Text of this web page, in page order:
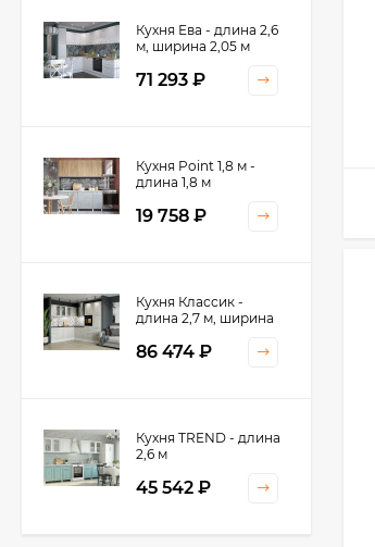
Кухня Ева - длина 2,6
м, ширина 2,05 м
71 293 ₽
Кухня Point 1,8 м -
длина 1,8 м
19 758 ₽
Кухня Классик -
длина 2,7 м, ширина
86 474 ₽
Кухня TREND - длина
2,6 м
45 542 ₽